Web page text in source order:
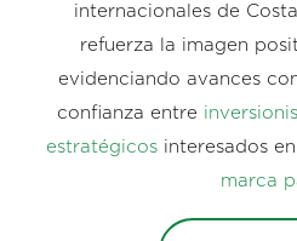
internacionales de
refuerza la imagen
evidenciando avances
confianza entre
estratégicos interesados
marca